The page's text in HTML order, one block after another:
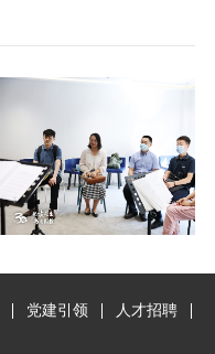
党建引领
人才招聘